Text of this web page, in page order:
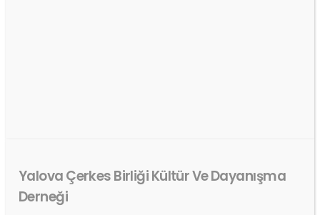
Yalova Çerkes Birliği Kültür Ve Dayanışma
Derneği